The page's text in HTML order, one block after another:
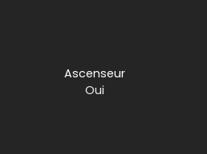
Ascenseur
Oui